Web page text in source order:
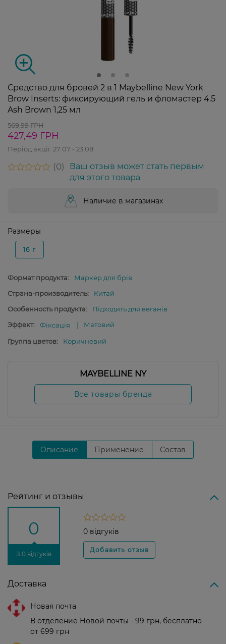
Средство для бровей 2 в 1 Maybelline New York
Brow Inserts: фиксирующий гель и фломастер 4.5
Ash Brown 1,25 мл
569,99 ГРН
427,49 ГРН
Період акції: 27 07 - 23 08
0
Ваш отзыв может стать первым
для этого товара
Наличие в магазинах
Размеры
16 г
Формат продукта:
Маркер для брів
Страна-производитель:
Китай
Особенность продукта:
Підходить для веганів
Эффект:
Фіксація Матовий
Группа цветов: Коричневий
MAYBELLINE NY
Все товары бренда
Описание Применение Состав
Рейтинг и отзывы
0
З 0 відгуків
0 відгуків
Доставка
Новая почта
В отделение Новой почты - 99 грн, бесплатно
от 699 грн